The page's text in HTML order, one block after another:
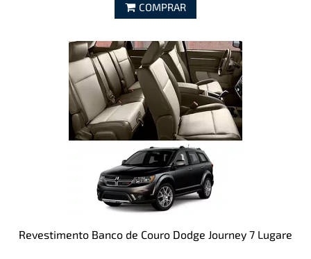
COMPRAR
Revestimento Banco de Couro Dodge Journey 7 Lugare